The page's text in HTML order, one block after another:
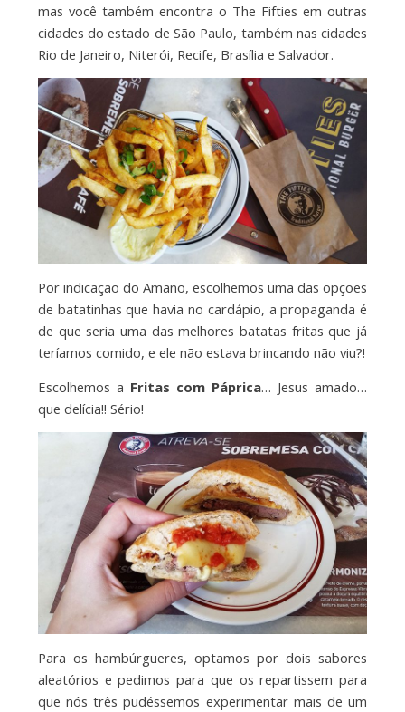
mas você também encontra o The Fifties em outras
cidades do estado de São Paulo, também nas cidades
Rio de Janeiro, Niterói, Recife, Brasília e Salvador.
Por indicação do Amano, escolhemos uma das opções
de batatinhas que havia no cardápio, a propaganda é
de que seria uma das melhores batatas fritas que já
teríamos comido, e ele não estava brincando não viu?!
Escolhemos a Fritas com Páprica… Jesus amado…
que delícia!! Sério!
Para os hambúrgueres, optamos por dois sabores
aleatórios e pedimos para que os repartissem para
que nós três pudéssemos experimentar mais de um